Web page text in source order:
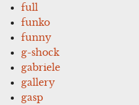
full
funko
funny
g-shock
gabriele
gallery
gasp